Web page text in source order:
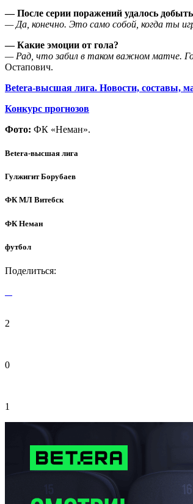
— После серии поражений удалось
— Да, конечно. Это само собой, когда ты
— Какие эмоции от гола?
— Рад, что забил в таком важном матче.
Остапович.
Betera-высшая лига. Новости, составы,
Конкурс прогнозов
Фото: ФК «Неман».
Betera-высшая лига
Гулжигит Борубаев
ФК МЛ Витебск
ФК Неман
футбол
Поделиться:
2
0
1